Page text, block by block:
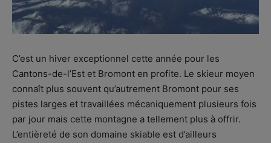
C’est un hiver exceptionnel cette année pour les
Cantons-de-l’Est et Bromont en profite. Le skieur moyen
connaît plus souvent qu’autrement Bromont pour ses
pistes larges et travaillées mécaniquement plusieurs fois
par jour mais cette montagne a tellement plus à offrir.
L’entièreté de son domaine skiable est d’ailleurs